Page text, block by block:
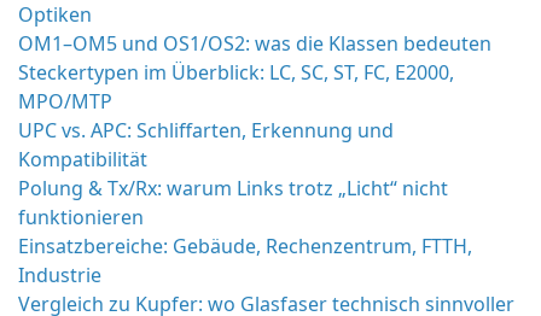
Optiken
OM1–OM5 und OS1/OS2: was die Klassen bedeuten
Steckertypen im Überblick: LC, SC, ST, FC, E2000,
MPO/MTP
UPC vs. APC: Schliffarten, Erkennung und
Kompatibilität
Polung & Tx/Rx: warum Links trotz „Licht“ nicht
funktionieren
Einsatzbereiche: Gebäude, Rechenzentrum, FTTH,
Industrie
Vergleich zu Kupfer: wo Glasfaser technisch sinnvoller